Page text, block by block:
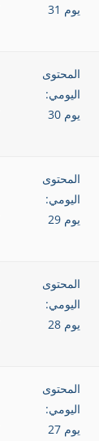
يوم 31
المحتوى
اليومي:
يوم 30
المحتوى
اليومي:
يوم 29
المحتوى
اليومي:
يوم 28
المحتوى
اليومي:
يوم 27